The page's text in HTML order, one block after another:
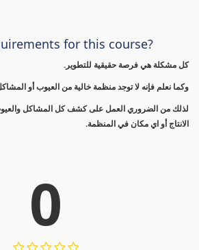
for this course?
كل مشكلة هي فرصة حقيقية للتطوير.
وكما نعلم فإنه لا توجد منظمة خالية من العيوب أو
لذلك من الضروري العمل على كشف كل المشاكل والعيوب
الانتاج أو اي مكان في المنظمة.
0